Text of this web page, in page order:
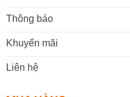
Thông báo
Khuyến mãi
Liên hệ